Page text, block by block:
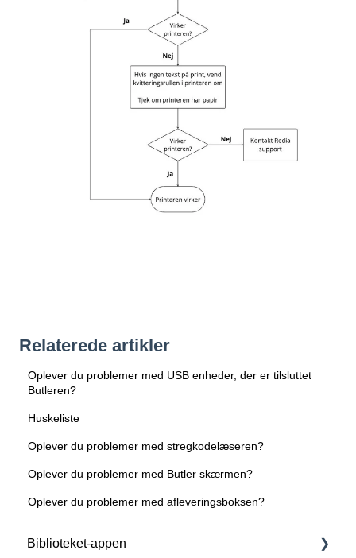
Relaterede artikler
Oplever du problemer med USB enheder, der er tilsluttet
Butleren?
Huskeliste
Oplever du problemer med stregkodelæseren?
Oplever du problemer med Butler skærmen?
Oplever du problemer med afleveringsboksen?
Biblioteket-appen